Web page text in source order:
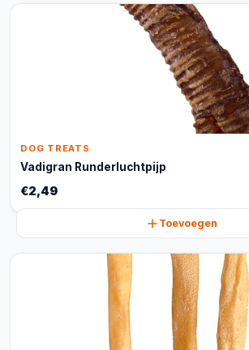
DOG TREATS
Vadigran Runderluchtpijp
€2,49
Toevoegen